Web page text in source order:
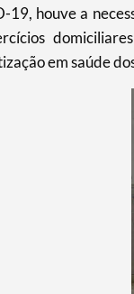
19, houve a
em saúde